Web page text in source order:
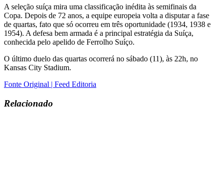
A seleção suíça mira uma classificação inédita às semifinais da
Copa. Depois de 72 anos, a equipe europeia volta a disputar a fase
de quartas, fato que só ocorreu em três oportunidade (1934, 1938 e
1954). A defesa bem armada é a principal estratégia da Suíça,
conhecida pelo apelido de Ferrolho Suíço.
O último duelo das quartas ocorrerá no sábado (11), às 22h, no
Kansas City Stadium.
Fonte Original | Feed Editoria
Relacionado